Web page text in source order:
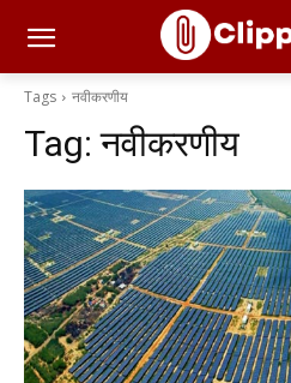
Tags नवीकरणीय
Tag:नवीकरणीय